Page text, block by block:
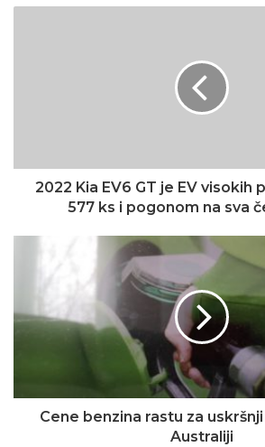
2022 Kia EV6 GT je EV visokih
577 ks i pogonom na sva
Cene benzina rastu za
Australiji